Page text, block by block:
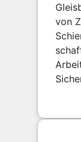
von